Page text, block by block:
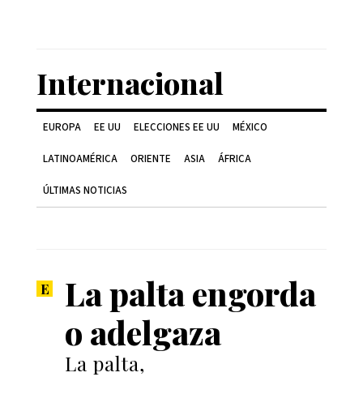
Internacional
EUROPA EE UU ELECCIONES EE UU MÉXICO
LATINOAMÉRICA ORIENTE ASIA ÁFRICA
ÚLTIMAS NOTICIAS
La palta engorda
o adelgaza
La palta,